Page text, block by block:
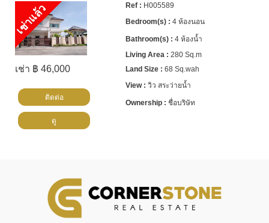
เช่าแล้ว
เช่า ฿ 46,000
H005589
4 ห้องนอน
4 ห้องน้ำ
280 Sq.m
68 Sq.wah
วิว สระว่ายน้ำ
ชื่อบริษัท
ติดต่อ
ดู